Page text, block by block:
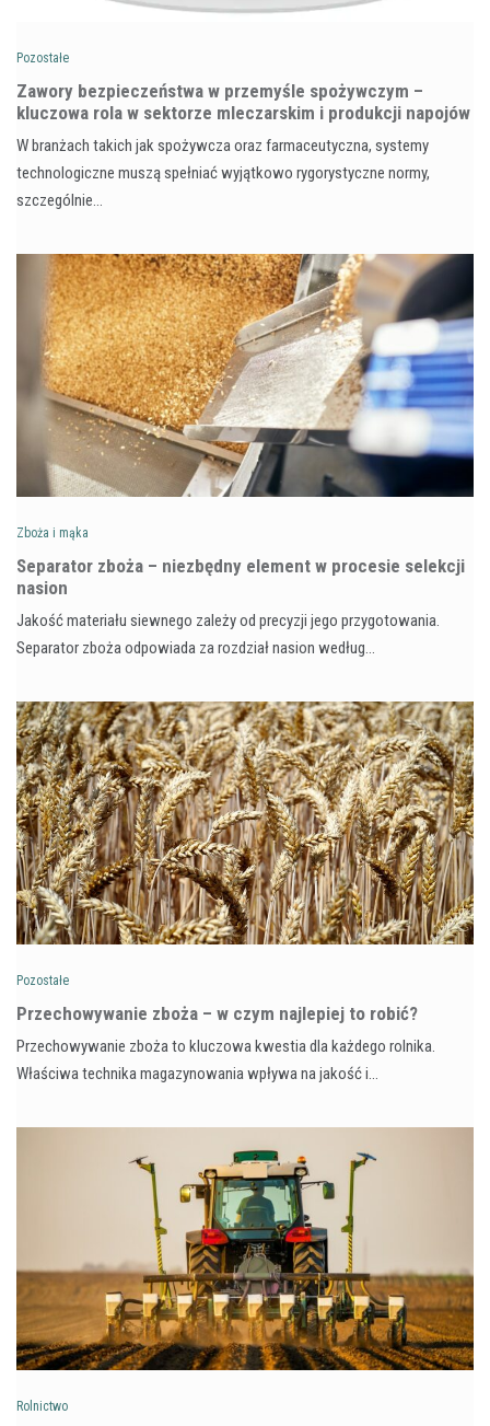
Pozostałe
Zawory bezpieczeństwa w przemyśle spożywczym –
kluczowa rola w sektorze mleczarskim i produkcji napojów
W branżach takich jak spożywcza oraz farmaceutyczna, systemy
technologiczne muszą spełniać wyjątkowo rygorystyczne normy,
szczególnie…
Zboża i mąka
Separator zboża – niezbędny element w procesie selekcji
nasion
Jakość materiału siewnego zależy od precyzji jego przygotowania.
Separator zboża odpowiada za rozdział nasion według…
Pozostałe
Przechowywanie zboża – w czym najlepiej to robić?
Przechowywanie zboża to kluczowa kwestia dla każdego rolnika.
Właściwa technika magazynowania wpływa na jakość i…
Rolnictwo